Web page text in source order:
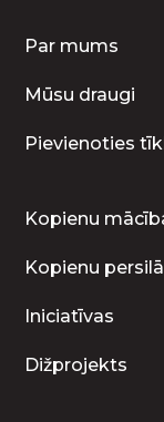
Par mums
Mūsu draugi
Pievienoties
Kopienu
Kopienu
Iniciatīvas
Dižprojekts